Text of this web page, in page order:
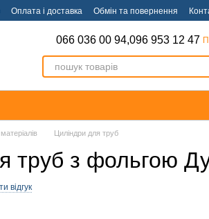
Оплата і доставка Обмін та повернення
066 036 00 94,096 953 12 47
Циліндри для труб
труб з фольгою
відгук